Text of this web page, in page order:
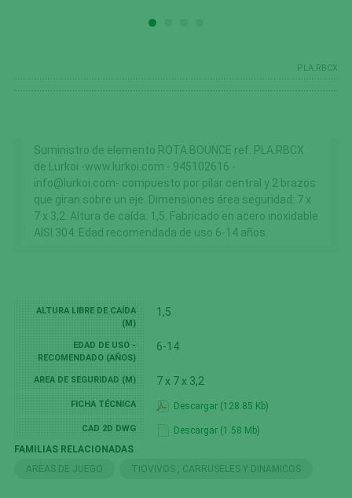
PLA.RBCX
Suministro de elemento ROTA BOUNCE ref. PLA.RBCX
de Lurkoi -www.lurkoi.com - 945102616 -
info@lurkoi.com- compuesto por pilar central y 2 brazos
que giran sobre un eje. Dimensiones área seguridad: 7 x
7 x 3,2. Altura de caída: 1,5. Fabricado en acero inoxidable
AISI 304. Edad recomendada de uso 6-14 años.
ALTURA LIBRE DE CAÍDA
(M)
1,5
EDAD DE USO -
RECOMENDADO (AÑOS)
6-14
AREA DE SEGURIDAD (M) 7 x 7 x 3,2
FICHA TÉCNICA Descargar (128.85 Kb)
CAD 2D DWG
Descargar (1.58 Mb)
FAMILIAS RELACIONADAS
AREAS DE JUEGO
TIOVIVOS , CARRUSELES Y DINAMICOS